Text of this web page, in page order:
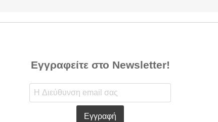
Εγγραφείτε στο Newsletter!
Εγγραφή